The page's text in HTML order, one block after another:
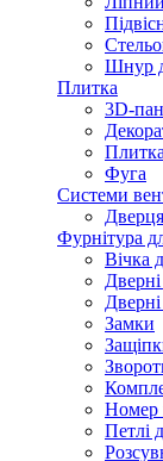
Шнур
Плитка
3D-
Фуга
Системи
Фурнітура
Вічка
Замки
Номер
Петлі